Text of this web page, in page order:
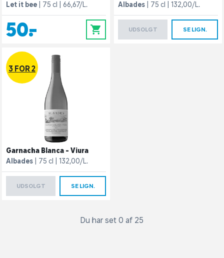
Let it bee
75 cl 66,67/L.
50,- 0
Albades
75 cl 132,00/L.
UDSOLGT SE LIGN.
3 FOR 2
Garnacha Blanca - Viura
Albades
75 cl 132,00/L.
UDSOLGT SE LIGN.
Du har set 0 af 25